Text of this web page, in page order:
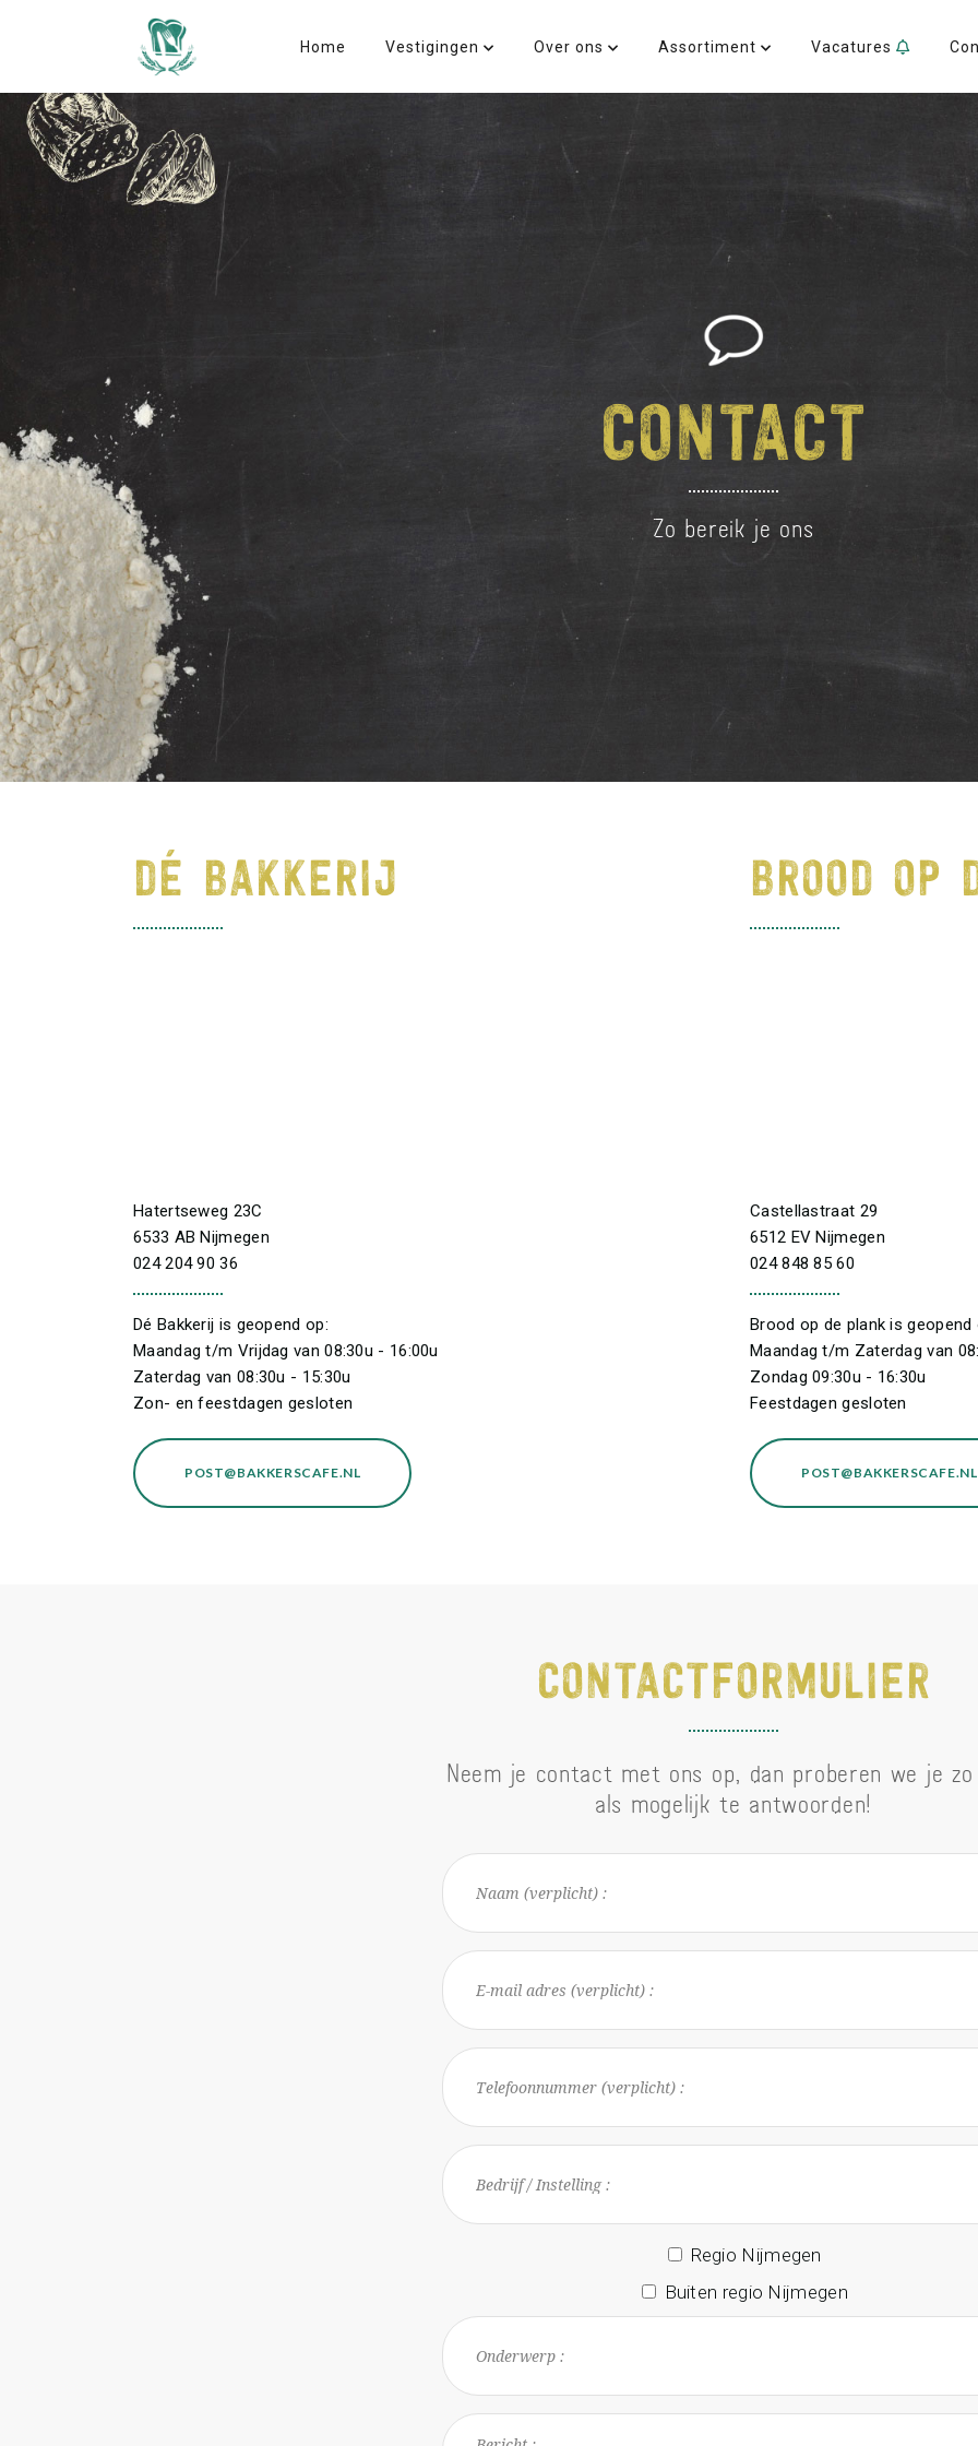
Home Vestigingen Over ons Assortiment Vacatures
CONTACT
Zo bereik je ons
DÉ BAKKERIJ
Hatertseweg 23C
6533 AB Nijmegen
024 204 90 36
Dé Bakkerij is geopend op:
Maandag t/m Vrijdag van 08:30u - 16:00u
Zaterdag van 08:30u - 15:30u
Zon- en feestdagen gesloten
POST@BAKKERSCAFE.NL
BROOD OP
Castellastraat 29
6512 EV Nijmegen
024 848 85 60
Brood op de plank is geopend
Maandag t/m Zaterdag van
Zondag 09:30u - 16:30u
Feestdagen gesloten
POST@BAKKERSCAFE.NL
CONTACTFORMULIER
Neem je contact met ons op, dan proberen we je
als mogelijk te antwoorden!
Regio Nijmegen
Buiten regio Nijmegen